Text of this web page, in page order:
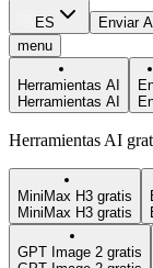
ES
Enviar AI
menu
Herramientas AI
Herramientas AI
Herramientas AI
MiniMax H3 gratis
MiniMax H3 gratis
GPT Image 2 gratis